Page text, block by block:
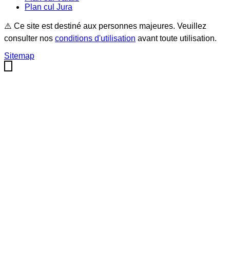
Plan cul Jura
⚠️ Ce site est destiné aux personnes majeures. Veuillez
consulter nos conditions d'utilisation avant toute utilisation.
Sitemap